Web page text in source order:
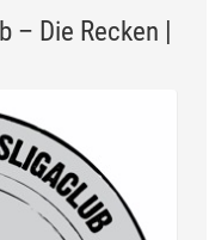
Die Recken |